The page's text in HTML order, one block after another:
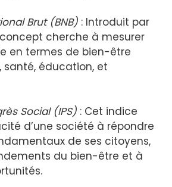
Brut (BNB) : Introduit par
cherche à mesurer
en termes de bien-être
santé, éducation, et
Social (IPS) : Cet indice
d’une société à répondre
de ses citoyens,
du bien-être et à